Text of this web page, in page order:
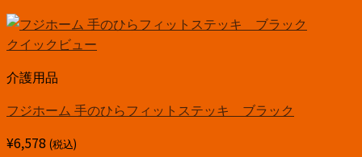
クイックビュー
介護用品
フジホーム 手のひらフィットステッキ ブラック
¥6,578 (税込)